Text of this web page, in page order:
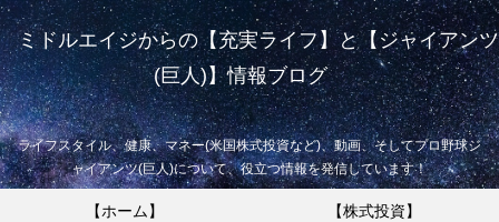
ミドルエイジからの【充実ライフ】と【ジャイアンツ
(巨人)】情報ブログ
ライフスタイル、健康、マネー(米国株式投資など)、動画、そしてプロ野球ジ
ャイアンツ(巨人)について、役立つ情報を発信しています！
【ホーム】 【株式投資】